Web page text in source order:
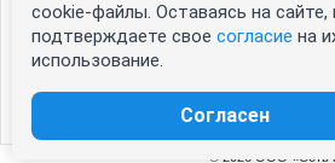
© 2026 ООО «Сеть
cookie-файлы. Оставаясь на сайте,
подтверждаете свое согласие на
использование.
Согласен